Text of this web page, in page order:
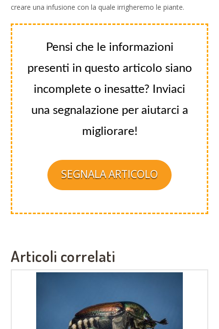
creare una infusione con la quale irrigheremo le piante.
Pensi che le informazioni
presenti in questo articolo siano
incomplete o inesatte? Inviaci
una segnalazione per aiutarci a
migliorare!
SEGNALA ARTICOLO
Articoli correlati